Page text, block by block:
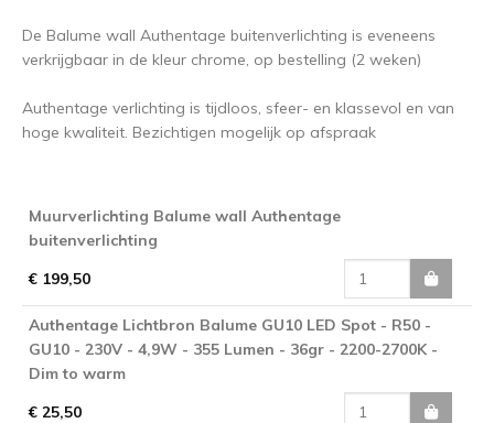
De Balume wall Authentage buitenverlichting is eveneens
verkrijgbaar in de kleur chrome, op bestelling (2 weken)
Authentage verlichting is tijdloos, sfeer- en klassevol en van
hoge kwaliteit. Bezichtigen mogelijk op afspraak
Muurverlichting Balume wall Authentage
buitenverlichting
€ 199,50
Authentage Lichtbron Balume GU10 LED Spot - R50 -
GU10 - 230V - 4,9W - 355 Lumen - 36gr - 2200-2700K -
Dim to warm
€ 25,50